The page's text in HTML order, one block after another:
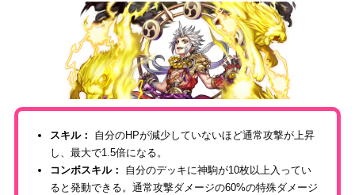
スキル： 自分のHPが減少していないほど通常攻撃が上昇
し、最大で1.5倍になる。
コンボスキル： 自分のデッキに神駒が10枚以上入ってい
ると発動できる。通常攻撃ダメージの60%の特殊ダメージ